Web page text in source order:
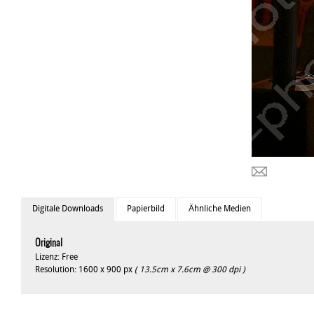
Digitale Downloads Papierbild Ähnliche Medien
Original
Lizenz: Free
Resolution: 1600 x 900 px ( 13.5cm x 7.6cm @ 300 dpi )